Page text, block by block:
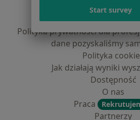
Polityka prywatności
Polityka prywatności
Polityka prywatności dla
dane pozyskaliśmy
Polityka
Jak działają wyniki
Dostępność
O nas
Praca
Partnerzy
Start survey